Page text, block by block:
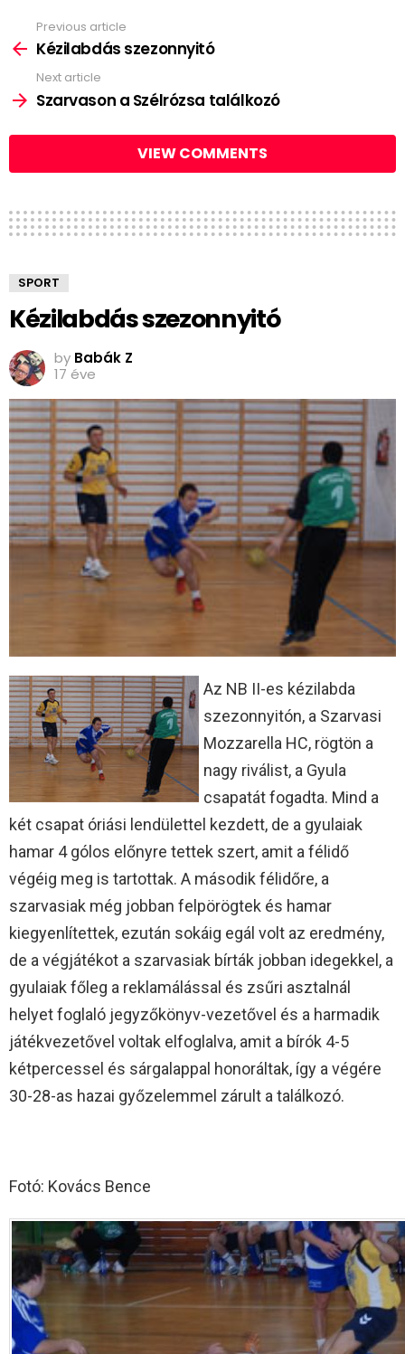
more
Previous article
Kézilabdás szezonnyitó
Next article
Szarvason a Szélrózsa találkozó
VIEW COMMENTS
SPORT
Kézilabdás szezonnyitó
by Babák Z
17 éve
Az NB II-es kézilabda
szezonnyitón, a Szarvasi
Mozzarella HC, rögtön a
nagy riválist, a Gyula
csapatát fogadta. Mind a
két csapat óriási lendülettel kezdett, de a gyulaiak
hamar 4 gólos előnyre tettek szert, amit a félidő
végéig meg is tartottak. A második félidőre, a
szarvasiak még jobban felpörögtek és hamar
kiegyenlítettek, ezután sokáig egál volt az eredmény,
de a végjátékot a szarvasiak bírták jobban idegekkel, a
gyulaiak főleg a reklamálással és zsűri asztalnál
helyet foglaló jegyzőkönyv-vezetővel és a harmadik
játékvezetővel voltak elfoglalva, amit a bírók 4-5
kétpercessel és sárgalappal honoráltak, így a végére
30-28-as hazai győzelemmel zárult a találkozó.
Fotó: Kovács Bence